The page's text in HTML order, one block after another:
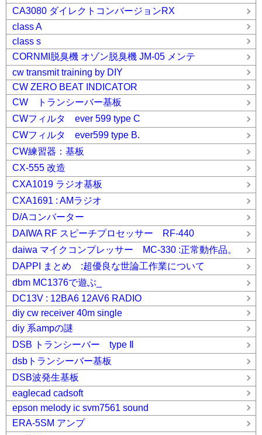
CA3080 ダイレクトコンバージョンRX
class A
class s
CORNMI脱臭機 オゾン脱臭機 JM-05 メンテ
cw transmit training by DIY
CW ZERO BEAT INDICATOR
CW トランシーバー基板
CWフィルタ ever 599 type C
CWフィルタ ever599 type B.
CW練習器：基板
CX-555 改造
CXA1019 ラジオ基板
CXA1691 : AMラジオ
D/Aコンバーター
DAIWA RF スピーチプロセッサー RF-440
daiwa マイクコンプレッサー MC-330 :正常動作品。
DAPPI まとめ :超優良な世論工作業について
dbm MC1376で遊ぶ_
DC13V : 12BA6 12AV6 RADIO
diy cw receiver 40m single
diy 系ampの謎
DSB トランシーバー type Ⅱ
dsbトランシーバー基板
DSB波発生基板
eaglecad cadsoft
epson melody ic svm7561 sound
ERA-5SM アンプ